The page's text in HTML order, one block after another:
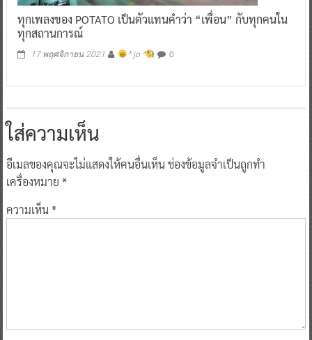
ทุกเพลงของ POTATO เป็นตัวแทนคำว่า “เพื่อน” กับทุกคนใน
ทุกสถานการณ์
17 พฤศจิกายน 2021 ^ jo ^ 0
ใส่ความเห็น
อีเมลของคุณจะไม่แสดงให้คนอื่นเห็นช่องข้อมูลจำเป็นถูกทำ
เครื่องหมาย *
ความเห็น*